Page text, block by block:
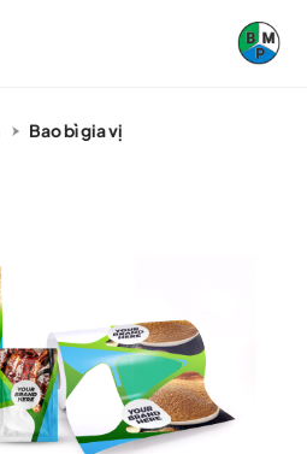
Bao bì gia vị